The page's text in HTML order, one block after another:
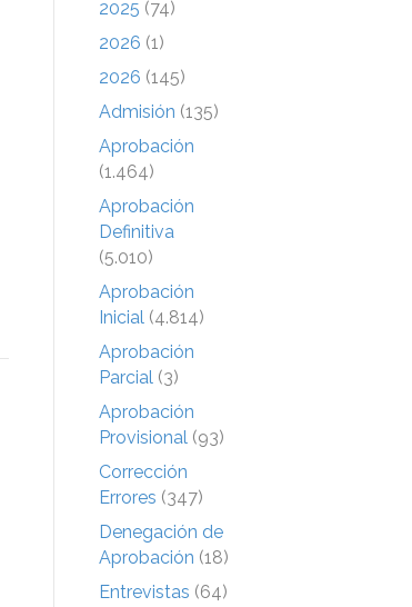
2025 (74)
2026 (1)
2026 (145)
Admisión (135)
Aprobación
(1.464)
Aprobación
Definitiva
(5.010)
Aprobación
Inicial (4.814)
Aprobación
Parcial (3)
Aprobación
Provisional (93)
Corrección
Errores (347)
Denegación de
Aprobación (18)
Entrevistas (64)